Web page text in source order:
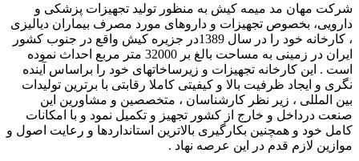
شرکت مهان مد میمه کیش به منظور تولید تجهیزات پزشکی و
دارویی، بخصوص تجهیزات و داروهای مورد مصرف بیماران دیالیزی
، کارخانه خود را در سال 1389در جزیره کیش واقع در جنوب کشور
ایران در زمینی به مساحت بالغ بر 32000 متر مربع احداث نموده
است . این کارخانه تجهیزات و زیرساخاتهای خود را براساس آینده
نگری و ایجاد ظرفیت بالا و کیفیتی کاملا رقابتی با برترین تولیدات
بین المللی ، زیر نظر کارشناسان ، متخصصین و مشاورین این
صنعت درداخل و خارج از کشور تجهیز و تکمیل نمود و با امکانات
کامل خود و همچنین بکارگیری بالاترین استانداردها و رعایت اصول و
موازین لازم قدم در این عرصه نهاد .